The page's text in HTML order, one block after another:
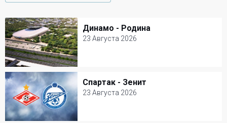
Динамо - Родина
23 Августа 2026
Динамо - Родина
23 Августа 2026
ВТБ Арена Парк
Футбол
Спартак - Зенит
23 Августа 2026
Спартак - Зенит
23 Августа 2026